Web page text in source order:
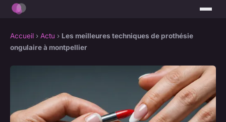
Accueil › Actu › Les meilleures techniques de prothésie
ongulaire à montpellier